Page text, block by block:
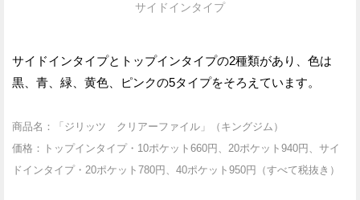
サイドインタイプ
サイドインタイプとトップインタイプの2種類があり、色は
黒、青、緑、黄色、ピンクの5タイプをそろえています。
商品名：「ジリッツ クリアーファイル」（キングジム）
価格：トップインタイプ・10ポケット660円、20ポケット940円、サイ
ドインタイプ・20ポケット780円、40ポケット950円（すべて税抜き）